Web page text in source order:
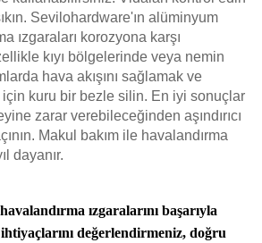
Sevilohardware'ın alüminyum
ızgaraları korozyona karşı
kıyı bölgelerinde veya nemin
hava akışını sağlamak ve
kuru bir bezle silin. En iyi sonuçlar
zarar verebileceğinden aşındırıcı
Makul bakım ile havalandırma
dayanır.
ızgaralarını başarıyla
değerlendirmeniz, doğru